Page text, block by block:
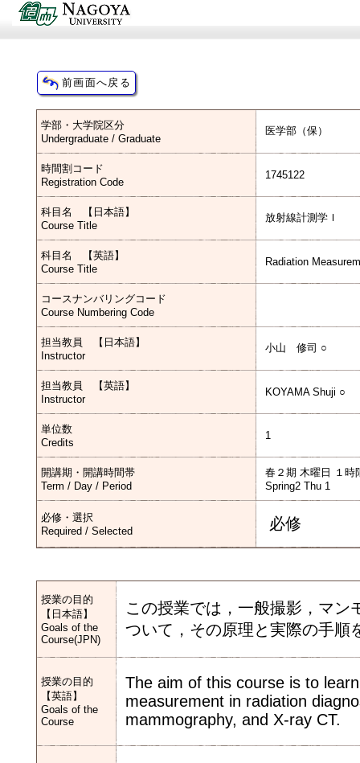
学部・大学院区分
Undergraduate / Graduate
医学部（保）
時間割コード
Registration Code
1745122
科目名 【日本語】
Course Title
放射線計測学Ｉ
科目名 【英語】
Course Title
Radiation
コースナンバリングコード
Course Numbering Code
担当教員 【日本語】
Instructor
小山 修司 ○
担当教員 【英語】
Instructor
KOYAMA Shuji ○
単位数
Credits
1
開講期・開講時間帯
Term / Day / Period
春２期 木曜日 １時
Spring2 Thu 1
必修・選択
Required / Selected
必修
授業の目的
【日本語】
Goals of the
Course(JPN)
この授業では，一般撮影，マン
ついて，その原理と実際の手順
授業の目的
【英語】
Goals of the
Course
The aim of this course is to
measurement in radiation
mammography, and X-ray CT.